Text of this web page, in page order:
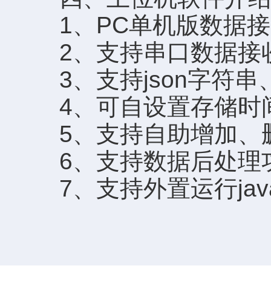
1、PC单机版数据接
2、支持串口数据接
3、支持json字符串
4、可自设置存储时
5、支持自助增加、
6、支持数据后处理
7、支持外置运行